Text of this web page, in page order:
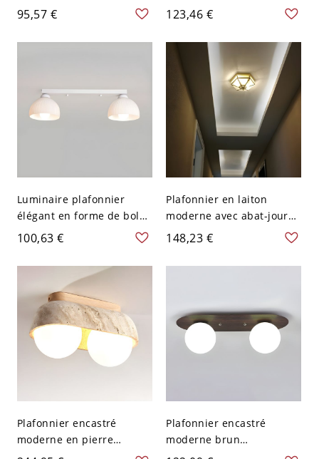
abat-jour en verre blanc
et design moderne en
bois - 110 V-120 V 45,72
95,57 €
abat-jour en verre blanc -
110 V-120 V Bol
123,46 €
Luminaire plafonnier
élégant en forme de bol
blanc avec abat-jour en
verre prismatique - 110 V-
120 V 2
100,63 €
Plafonnier en laiton
moderne avec abat-jour
en verre blanc style école
- 110 V-120 V 26,67 cm
148,23 €
Plafonnier encastré
moderne en pierre
blanche avec abat-jour en
Plafonnier encastré
moderne brun
rectangulaire avec abat-